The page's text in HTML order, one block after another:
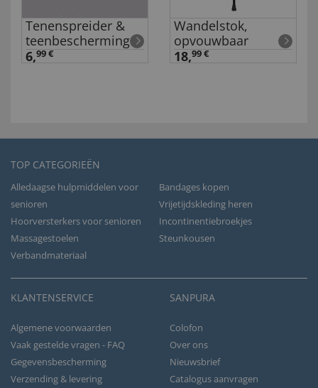
Tenenspreider &
teenbescherming
6,99 €
Wandelstok,
opvouwbaar
18,99 €
TOP CATEGORIEËN
Alledaagse hulpmiddelen voor
senioren
Bandages kopen
Vrijetijdskleding heren
Hoorversterkers voor senioren
Incontinentiebroekjes
Massagestoelen
Steunkousen
Verbandmateriaal
KLANTENSERVICE
Algemene voorwaarden
Vaak gestelde vragen - FAQ
Gegevensbescherming
Verzending & levering
SANPURA
Colofon
Over ons
Nieuwsbrief
Catalogus aanvragen